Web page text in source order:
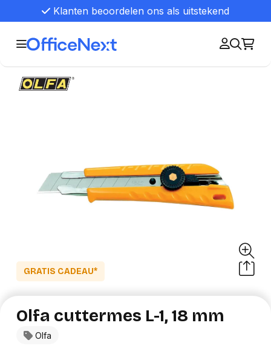
Klanten beoordelen ons als uitstekend
GRATIS CADEAU*
Olfa
Olfa cuttermes L-1, 18 mm